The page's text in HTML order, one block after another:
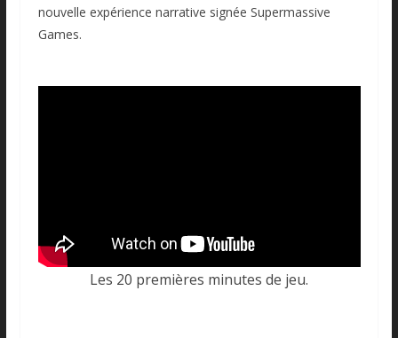
nouvelle expérience narrative signée Supermassive
Games.
Les 20 premières minutes de jeu.